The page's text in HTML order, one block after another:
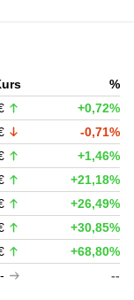
%
+0,72%
-0,71%
+1,46%
+21,18%
+26,49%
+30,85%
+68,80%
--